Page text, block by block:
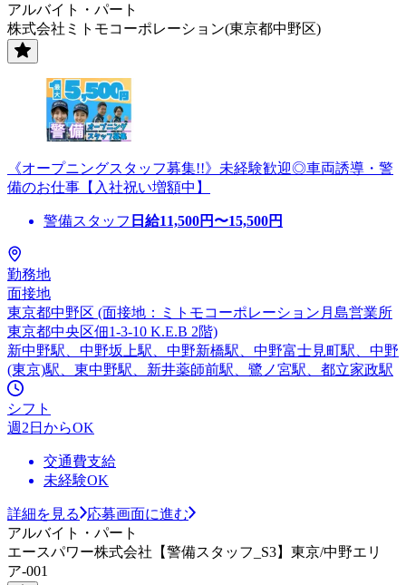
アルバイト・パート
株式会社ミトモコーポレーション(東京都中野区)
《オープニングスタッフ募集!!》未経験歓迎◎車両誘導・警
備のお仕事【入社祝い増額中】
警備スタッフ 日給11,500円〜15,500円
勤務地
面接地
東京都中野区 (面接地：ミトモコーポレーション月島営業所
東京都中央区佃1-3-10 K.E.B 2階)
新中野駅、中野坂上駅、中野新橋駅、中野富士見町駅、中野
(東京)駅、東中野駅、新井薬師前駅、鷺ノ宮駅、都立家政駅
シフト
週2日からOK
交通費支給
未経験OK
詳細を見る
応募画面に進む
アルバイト・パート
エースパワー株式会社【警備スタッフ_S3】東京/中野エリ
ア-001